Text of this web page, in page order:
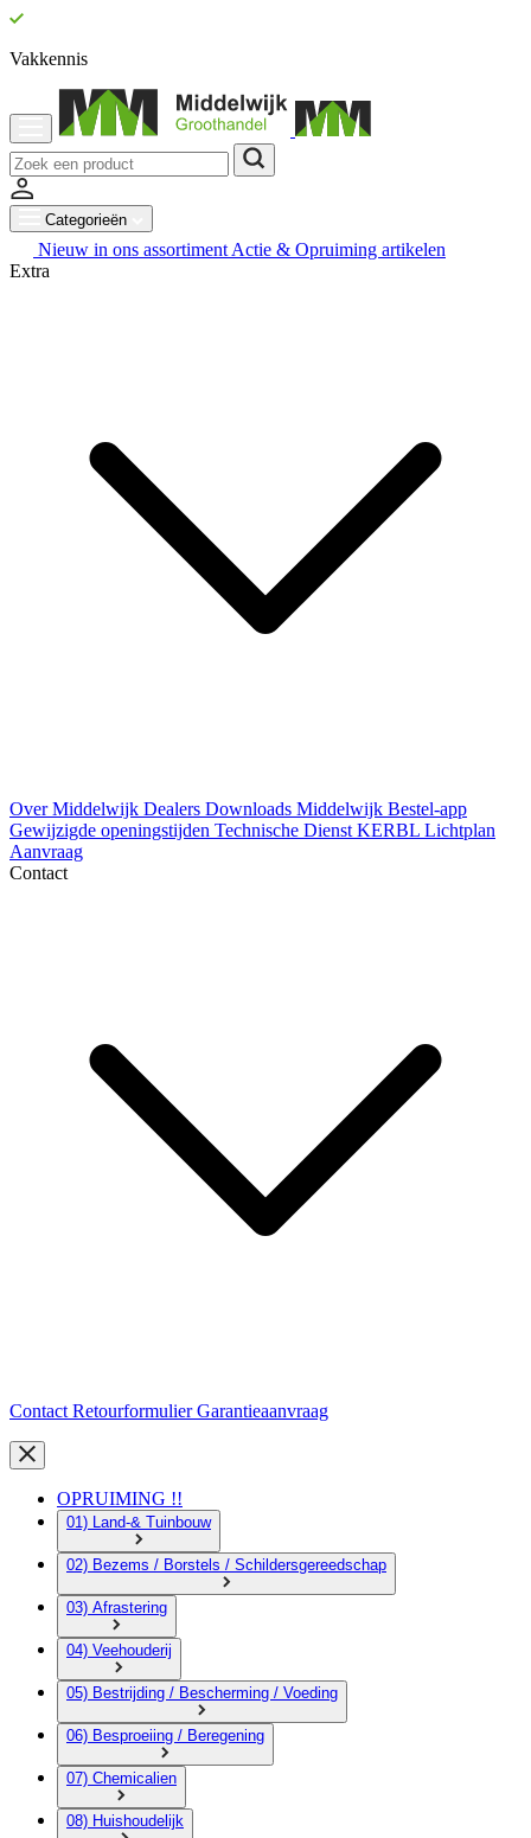
Vakkennis
Categorieën
Nieuw in ons assortiment Actie & Opruiming artikelen
Extra
Over Middelwijk Dealers Downloads Middelwijk Bestel-app
Gewijzigde openingstijden Technische Dienst KERBL Lichtplan
Aanvraag
Contact
Contact RetourformulierGarantieaanvraag
OPRUIMING !!
01) Land-& Tuinbouw
02) Bezems / Borstels / Schildersgereedschap
03) Afrastering
04) Veehouderij
05) Bestrijding / Bescherming / Voeding
06) Besproeiing / Beregening
07) Chemicalien
08) Huishoudelijk